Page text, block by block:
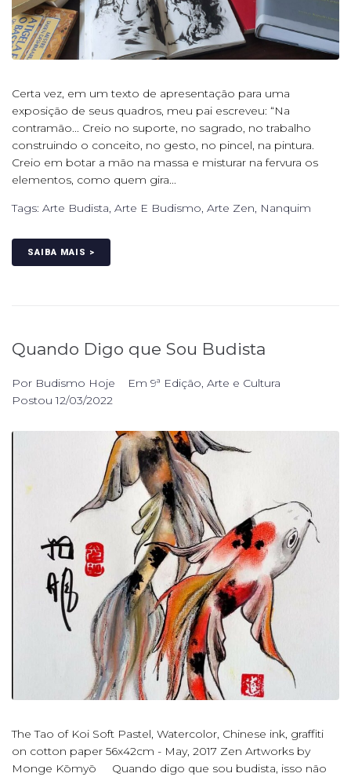
Certa vez, em um texto de apresentação para uma
exposição de seus quadros, meu pai escreveu: “Na
contramão... Creio no suporte, no sagrado, no trabalho
construindo o conceito, no gesto, no pincel, na pintura.
Creio em botar a mão na massa e misturar na fervura os
elementos, como quem gira...
Tags: Arte Budista, Arte E Budismo, Arte Zen, Nanquim
SAIBA MAIS >
Quando Digo que Sou Budista
Por Budismo Hoje Em 9ª Edição, Arte e Cultura
Postou12/03/2022
The Tao of Koi Soft Pastel, Watercolor, Chinese ink, graffiti
on cotton paper 56x42cm - May, 2017 Zen Artworks by
Monge Kōmyō Quando digo que sou budista, isso não